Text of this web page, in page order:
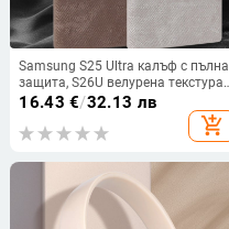
Samsung S25 Ultra калъф с пълна
защита, S26U велурена текстура
от микрофибърна кожа, метална
рамка и магнитно задържане
16.43 €/32.13 лв
add_shopping_cart